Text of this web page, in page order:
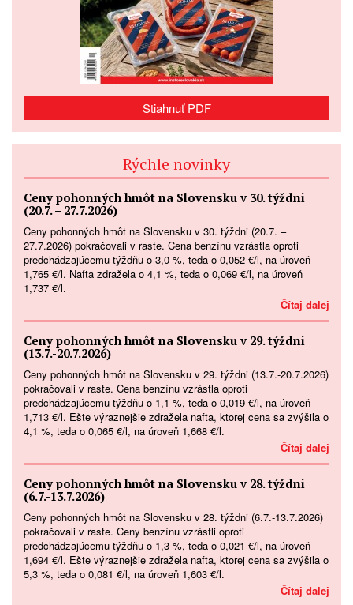
Stiahnuť PDF
Rýchle novinky
Ceny pohonných hmôt na Slovensku v 30. týždni
(20.7. – 27.7.2026)
Ceny pohonných hmôt na Slovensku v 30. týždni (20.7. –
27.7.2026) pokračovali v raste. Cena benzínu vzrástla oproti
predchádzajúcemu týždňu o 3,0 %, teda o 0,052 €/l, na úroveň
1,765 €/l. Nafta zdražela o 4,1 %, teda o 0,069 €/l, na úroveň
1,737 €/l.
Čítaj dalej
Ceny pohonných hmôt na Slovensku v 29. týždni
(13.7.-20.7.2026)
Ceny pohonných hmôt na Slovensku v 29. týždni (13.7.-20.7.2026)
pokračovali v raste. Cena benzínu vzrástla oproti
predchádzajúcemu týždňu o 1,1 %, teda o 0,019 €/l, na úroveň
1,713 €/l. Ešte výraznejšie zdražela nafta, ktorej cena sa zvýšila o
4,1 %, teda o 0,065 €/l, na úroveň 1,668 €/l.
Čítaj dalej
Ceny pohonných hmôt na Slovensku v 28. týždni
(6.7.-13.7.2026)
Ceny pohonných hmôt na Slovensku v 28. týždni (6.7.-13.7.2026)
pokračovali v raste. Ceny benzínu vzrástli oproti
predchádzajúcemu týždňu o 1,3 %, teda o 0,021 €/l, na úroveň
1,694 €/l. Ešte výraznejšie zdražela nafta, ktorej cena sa zvýšila o
5,3 %, teda o 0,081 €/l, na úroveň 1,603 €/l.
Čítaj dalej